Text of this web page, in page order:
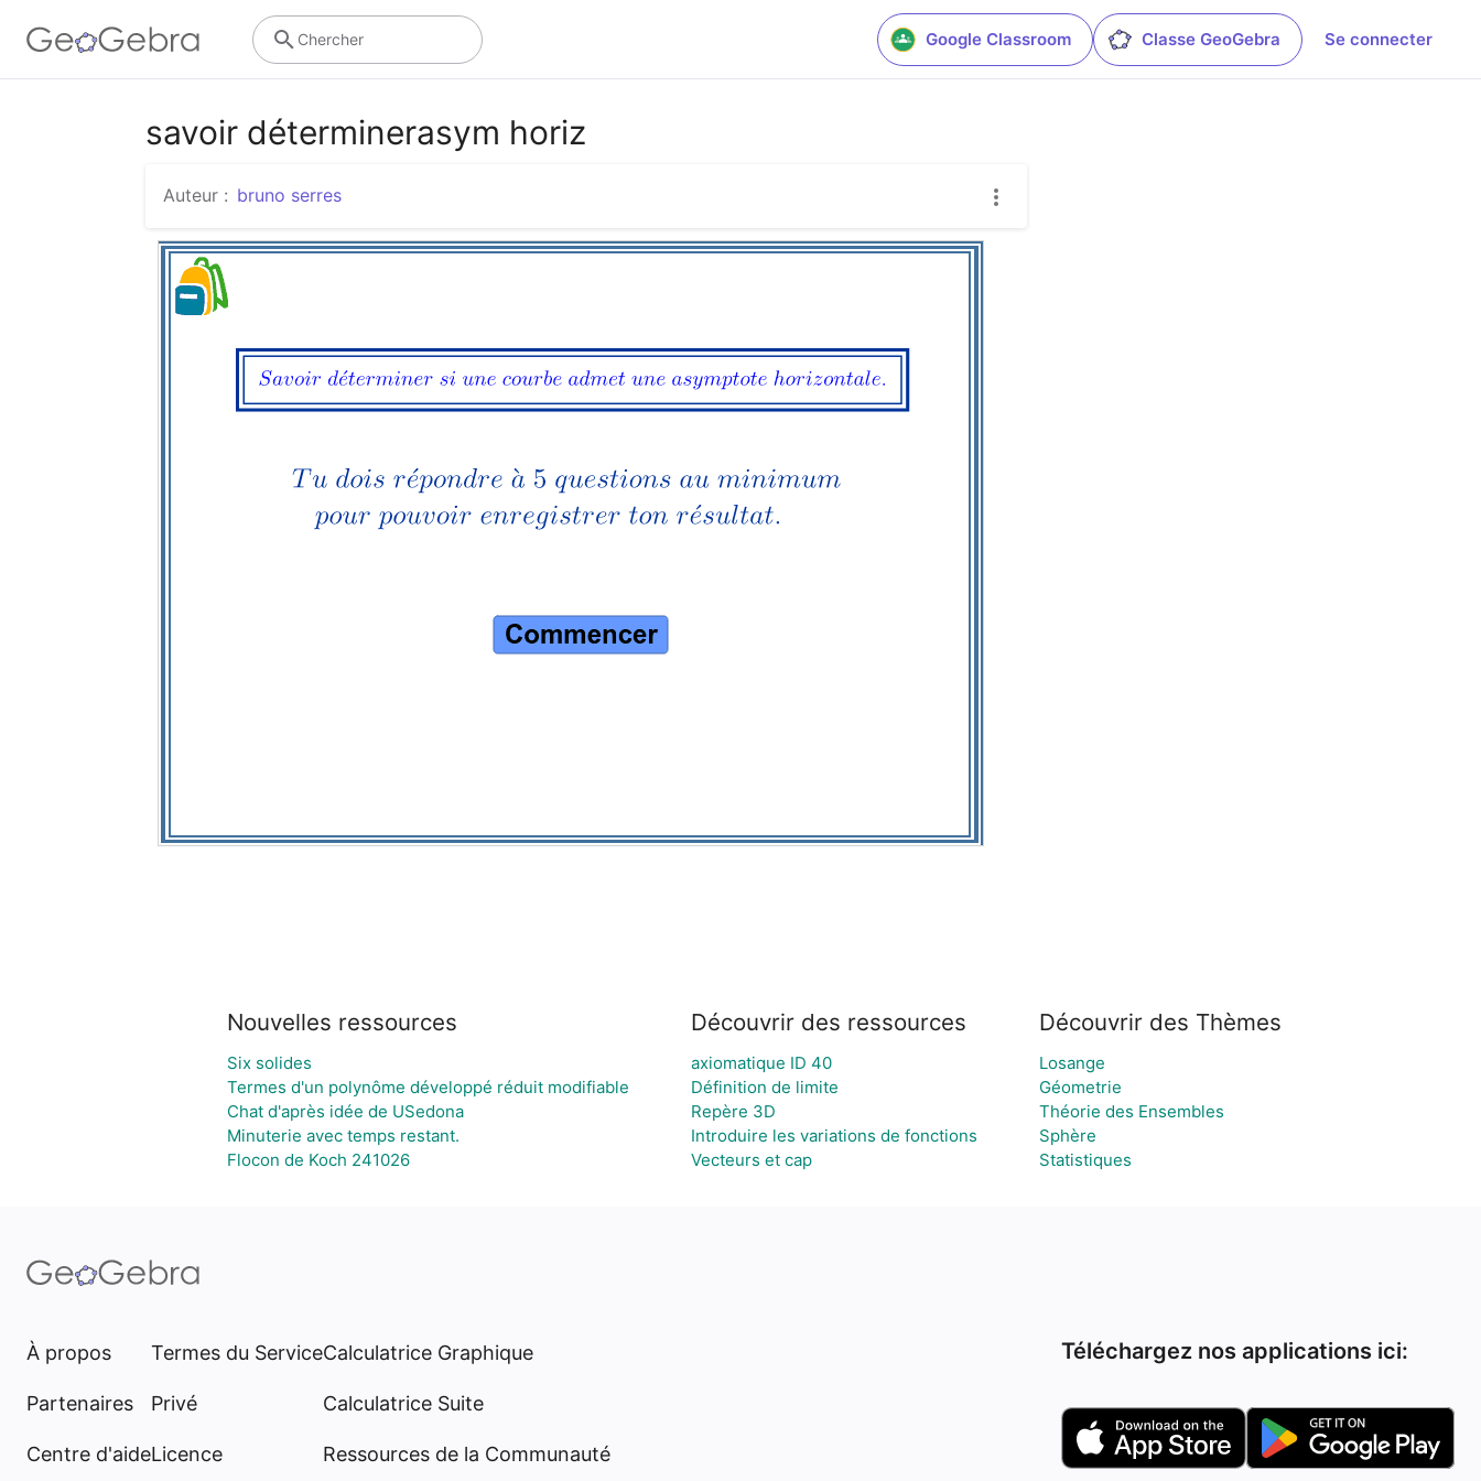
Google Classroom Classe GeoGebra Se connecter
Chercher
savoir déterminerasym horiz
Auteur : bruno serres
Nouvelles ressources
Six solides
Termes d'un polynôme développé réduit modifiable
Chat d'après idée de USedona
Minuterie avec temps restant.
Flocon de Koch 241026
Découvrir des ressources
axiomatique ID 40
Définition de limite
Repère 3D
Introduire les variations de fonctions
Vecteurs et cap
Découvrir des Thèmes
Losange
Géometrie
Théorie des Ensembles
Sphère
Statistiques
À propos
Partenaires
Centre d'aide
Termes du Service
Privé
Licence
Calculatrice Graphique
Calculatrice Suite
Ressources de la Communauté
Téléchargez nos applications ici: